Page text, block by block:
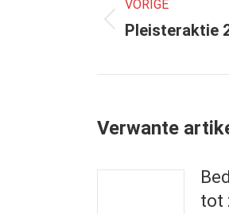
navigatie
VORIGE
Vorig
Pleisteraktie
Verwante
tot